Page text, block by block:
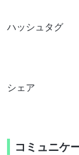
ハッシュタグ
シェア
コミュニケ